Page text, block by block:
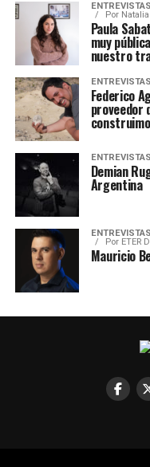
ENTREVISTAS
Por
Paula
muy
nuestro
ENTREVISTAS
Federico
proveedor
ENTREVISTAS
Demian
Argentina
ENTREVISTAS
Por ETER
Mauricio